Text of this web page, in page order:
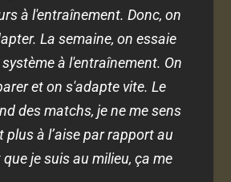
à l'entraînement. Donc, on
La semaine, on essaie
à l'entraînement. On
et on s'adapte vite. Le
des matchs, je ne me sens
plus à l’aise par rapport au
je suis au milieu, ça me